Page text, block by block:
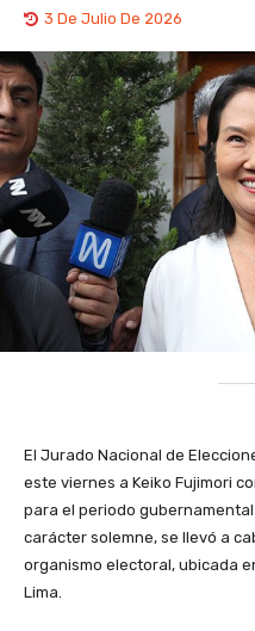
3 De Julio De 2026
El Jurado Nacional de
este viernes a Keiko Fujimori
para el periodo
carácter solemne, se llevó a
organismo electoral, ubicada
Lima.